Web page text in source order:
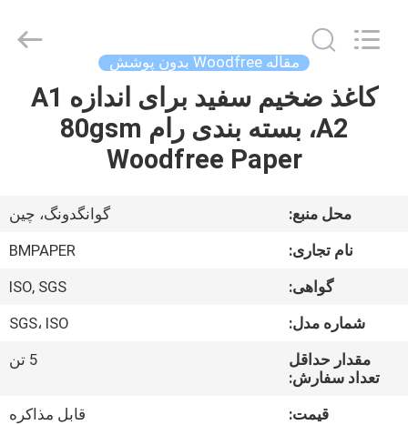
خونه
محصولات
درباره
کارخانه
کنترل
BMPAPER
CO.,LTD.
مقاله Woodfree بدون پوشش
کاغذ ضخیم سفید برای اندازه A1
A2، بسته بندی رام 80gsm
Woodfree Paper
محل منبع:
گوانگدونگ، چین
نام تجاری:
BMPAPER
گواهی:
ISO, SGS
شماره مدل:
SGS، ISO
مقدار حداقل
تعداد سفارش:
5 تن
قیمت:
قابل مذاکره